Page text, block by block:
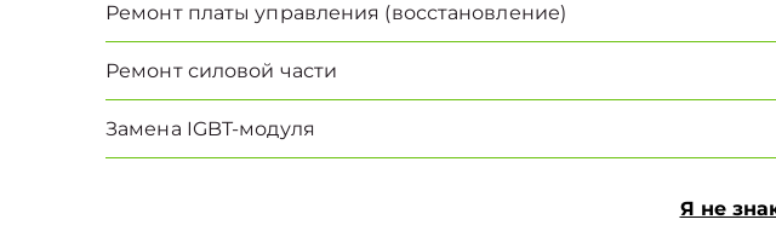
Ремонт платы управления (восстановление)
Ремонт силовой части
Замена IGBT-модуля
Я не